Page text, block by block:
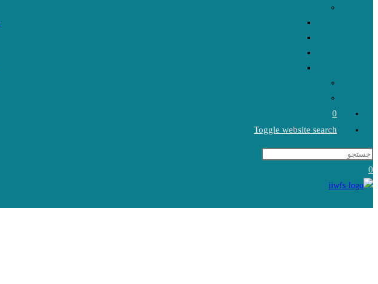
0
Toggle website search
0